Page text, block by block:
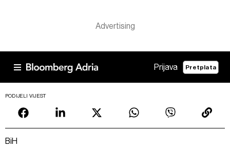
Prijava Pretplata
PODIJELI VIJEST
BiH